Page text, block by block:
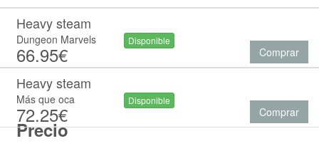
Precio
Heavy steam
Dungeon Marvels
66.95€
Disponible
Comprar
Heavy steam
Más que oca
72.25€
Disponible
Comprar